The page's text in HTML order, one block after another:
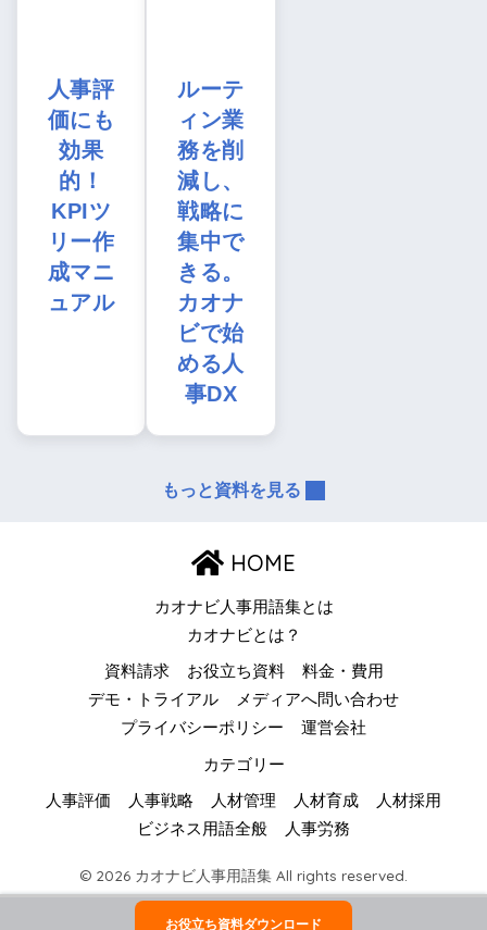
人事評
価にも
効果
的！
KPIツ
リー作
成マニ
ュアル
ルーテ
ィン業
務を削
減し、
戦略に
集中で
きる。
カオナ
ビで始
める人
事DX
もっと資料を見る
HOME
カオナビ人事用語集とは
カオナビとは？
資料請求 お役立ち資料
料金・費用
デモ・トライアル
メディアへ問い合わせ
プライバシーポリシー
運営会社
カテゴリー
人事評価 人事戦略 人材管理 人材育成
人材採用
ビジネス用語全般
人事労務
© 2026 カオナビ人事用語集 All rights reserved.
お役立ち資料ダウンロード